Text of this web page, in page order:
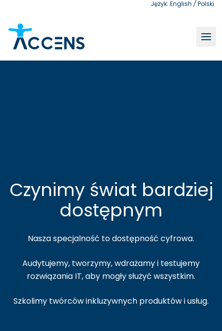
Język: English /Polski
Czynimy świat bardziej
dostępnym
Nasza specjalność to dostępność cyfrowa.
Audytujemy, tworzymy, wdrażamy i testujemy
rozwiązania IT, aby mogły służyć wszystkim.
Szkolimy twórców inkluzywnych produktów i usług.